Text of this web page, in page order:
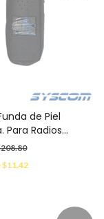
de Piel
Para Radios
ICF4GS,
ICF30GT,
MOD:
4G
$11.42